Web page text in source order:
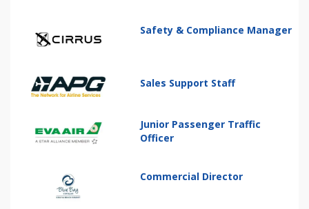
Safety & Compliance Manager
Sales Support Staff
Junior Passenger Traffic
Officer
Commercial Director